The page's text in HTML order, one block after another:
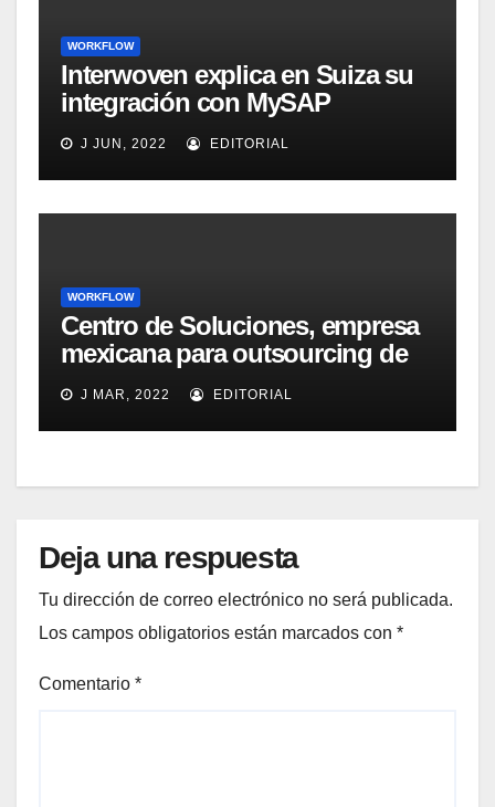
WORKFLOW
Interwoven explica en Suiza su
integración con MySAP
Enterprise Portal
J JUN, 2022 EDITORIAL
WORKFLOW
Centro de Soluciones, empresa
mexicana para outsourcing de
BPM, empleará soluciones de
captura de Captiva
J MAR, 2022 EDITORIAL
Deja una respuesta
Tu dirección de correo electrónico no será publicada.
Los campos obligatorios están marcados con *
Comentario *